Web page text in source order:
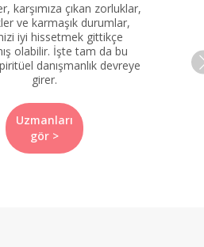
karşımıza çıkan zorluklar,
ve karmaşık durumlar,
iyi hissetmek gittikçe
olabilir. İşte tam da bu
danışmanlık devreye
girer.
Uzmanları
gör >